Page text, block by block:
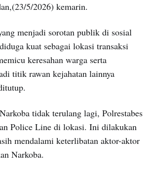
5/2026) kemarin.
menjadi sorotan publik di sosial
kuat sebagai lokasi transaksi
keresahan warga serta
titik rawan kejahatan lainnya
tidak terulang lagi, Polrestabes
Police Line di lokasi. Ini dilakukan
mendalami keterlibatan aktor-aktor
Narkoba.